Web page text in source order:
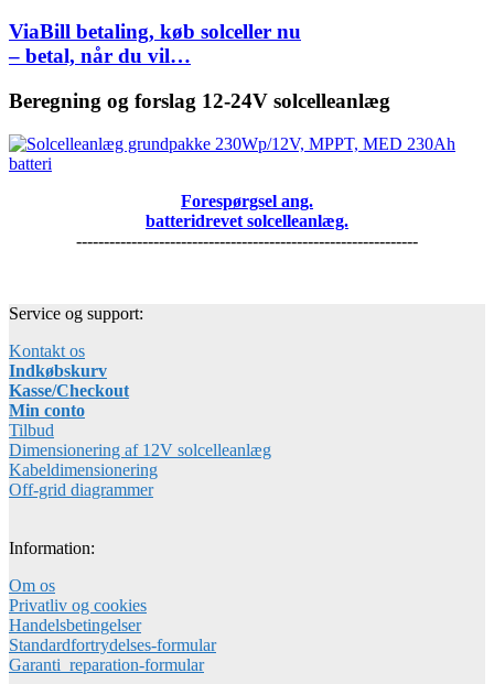
ViaBill betaling, køb solceller nu
– betal, når du vil…
Beregning og forslag 12-24V solcelleanlæg
Forespørgsel ang.
batteridrevet solcelleanlæg.
--------------------------------------------------------------
Service og support:
Kontakt os
Indkøbskurv
Kasse/Checkout
Min conto
Tilbud
Dimensionering af 12V solcelleanlæg
Kabeldimensionering
Off-grid diagrammer
Information:
Om os
Privatliv og cookies
Handelsbetingelser
Standardfortrydelses-formular
Garanti_reparation-formular